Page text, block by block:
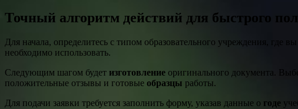
Точный алгоритм действий для быстрого
Для начала, определитесь с типом образовательного учреждения, где
необходимо использовать.
Следующим шагом будет изготовление оригинального документа.
положительные отзывы и готовые образцы работы.
Для подачи заявки требуется заполнить форму, указав данные о годе